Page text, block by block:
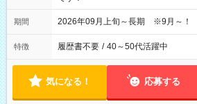
期間 2026年09月上旬～長期 ※9月～！
特徴 履歴書不要 / 40～50代活躍中
気になる！ 応募する